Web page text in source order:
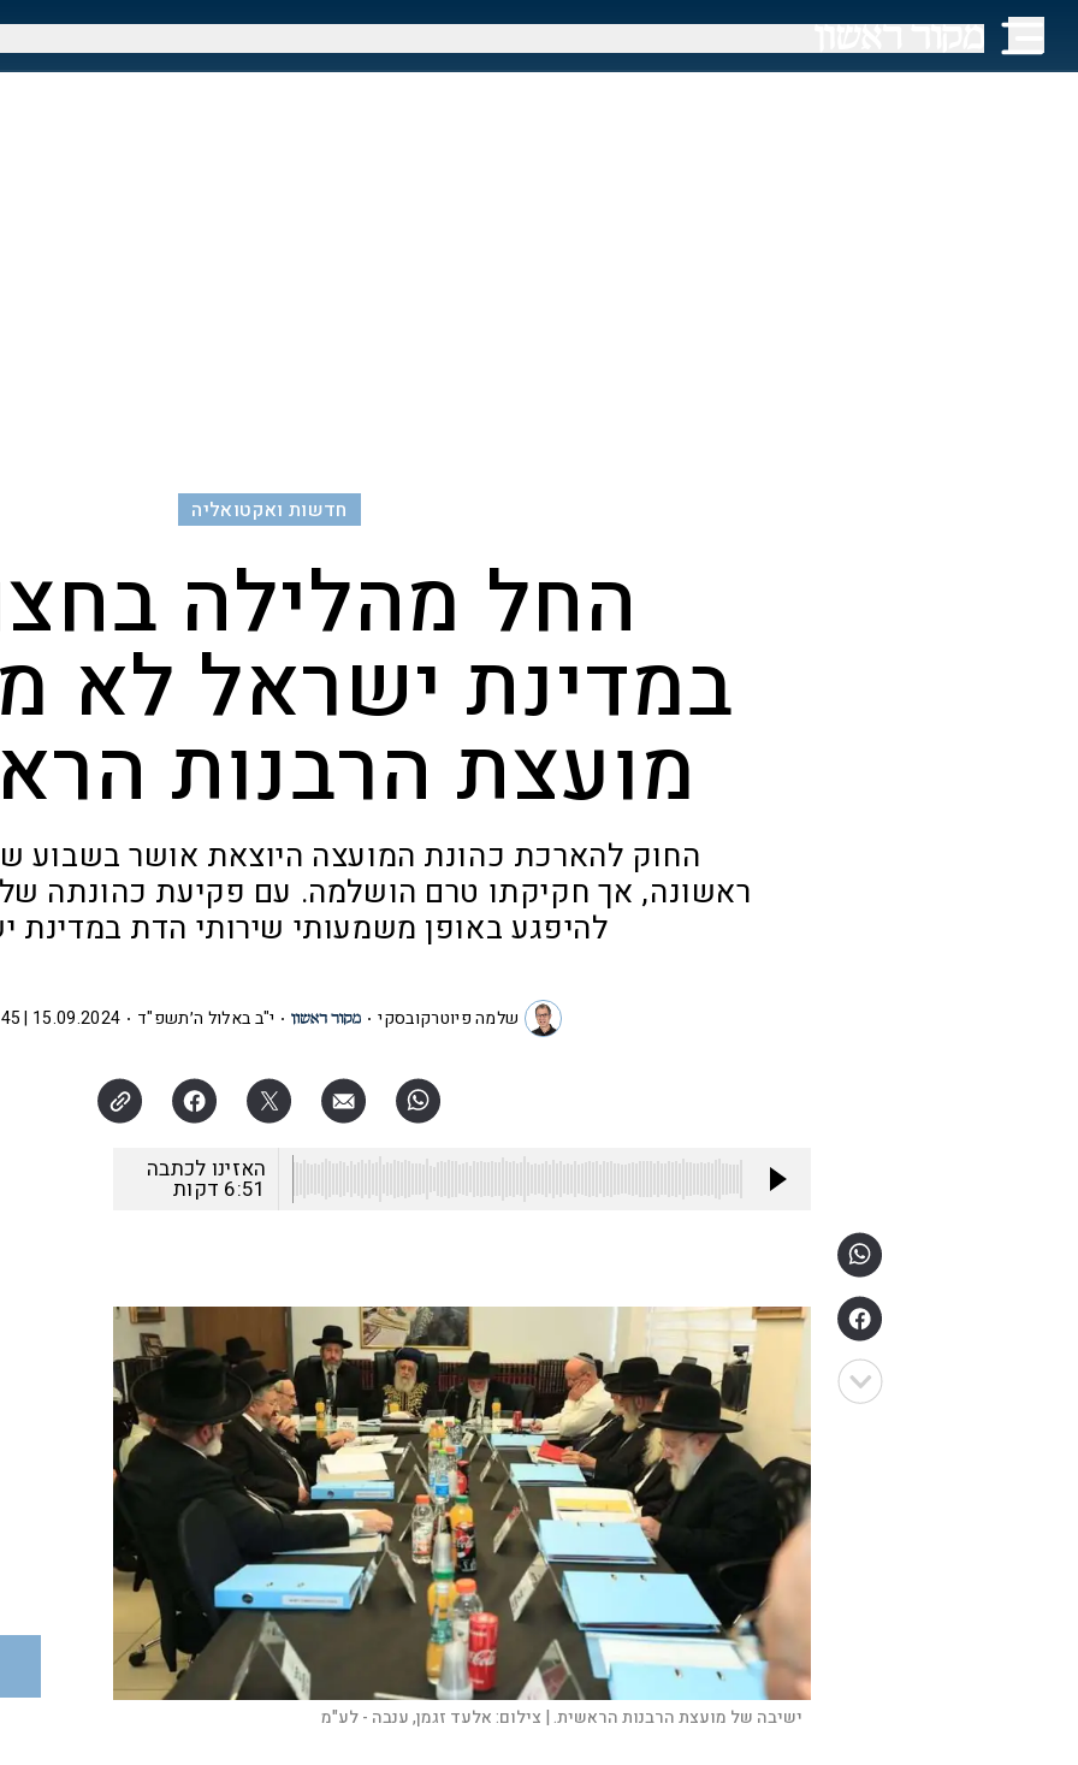
חדשות ואקטואליה
החל מהלילה
במדינת ישראל לא
מועצת הרבנות
החוק להארכת כהונת המועצה היוצאת אושר בשבוע
ראשונה, אך חקיקתו טרם הושלמה. עם פקיעת כהונתה
להיפגע באופן משמעותי שירותי הדת במדינת
שלמה פיוטרקובסקי י"ב באלול ה׳תשפ"ד 15.09.2024 | 11:45
האזינו לכתבה
6:51 דקות
ישיבה של מועצת הרבנות הראשית. | צילום:אלעד זגמן, ענבה - לע"מ